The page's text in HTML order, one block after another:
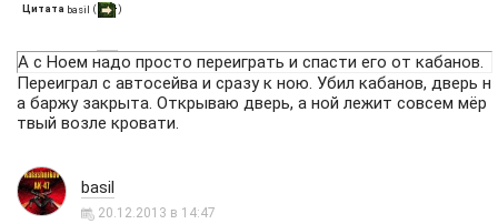
Цитата basil ( )
А с Ноем надо просто переиграть и спасти его от кабанов.
Переиграл с автосейва и сразу к ною. Убил кабанов, дверь н
а баржу закрыта. Открываю дверь, а ной лежит совсем мёр
твый возле кровати.
basil
20.12.2013 в 14:47